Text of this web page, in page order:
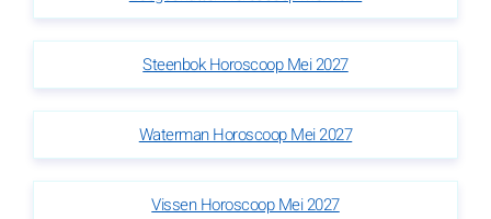
Steenbok Horoscoop Mei 2027
Waterman Horoscoop Mei 2027
Vissen Horoscoop Mei 2027